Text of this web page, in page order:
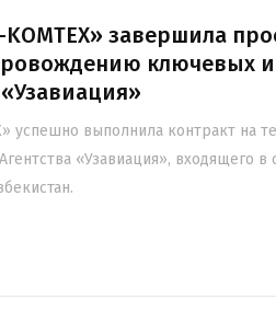
завершила
ключевых
успешно выполнила контракт на
«Узавиация», входящего в